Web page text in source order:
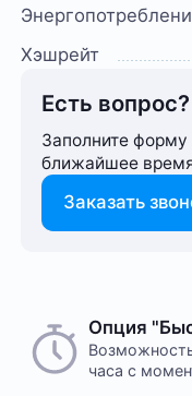
Хэшрейт
Есть вопрос?
Заполните
ближайшее
Заказать
На этот
Способ оплаты
при его
в рублях. После
Опция
часа с